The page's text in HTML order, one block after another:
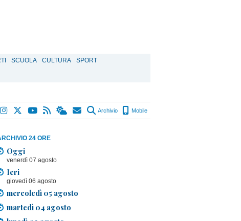
SCUOLA CULTURA
SPORT
Archivio Mobile
24 ORE
Oggi
venerdì 07 agosto
Ieri
giovedì 06 agosto
mercoledì 05 agosto
martedì 04 agosto